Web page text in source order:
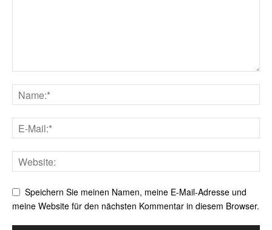
Speichern Sie meinen Namen, meine E-Mail-Adresse und
meine Website für den nächsten Kommentar in diesem Browser.